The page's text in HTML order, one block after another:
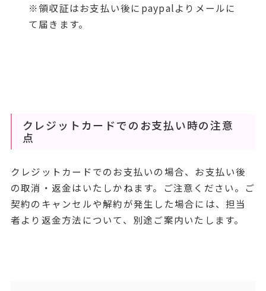
※領収証はお支払い後にpaypalよりメールに
て届きます。
クレジットカードでのお支払い時の注意
点
クレジットカードでのお支払いの場合、お支払い後
の取消・返金はいたしかねます。ご注意ください。ご
契約のキャンセルや解約が発生した場合には、担当
者より返金方法について、別途ご案内いたします。